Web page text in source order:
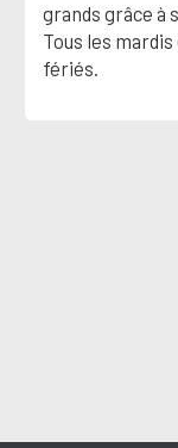
grands grâce à
Tous les
fériés.